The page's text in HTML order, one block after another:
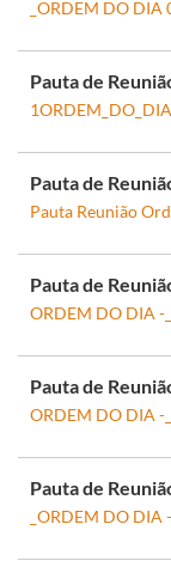
_ORDEM DO
Pauta de
Pauta de
Pauta Reunião
Pauta de
ORDEM DO DIA -
Pauta de
ORDEM DO DIA -
Pauta de
_ORDEM DO